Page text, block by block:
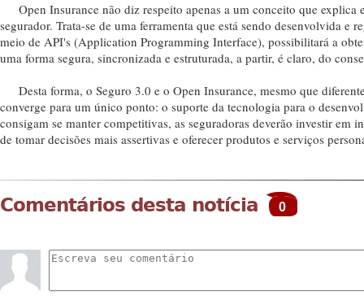
Open Insurance não diz respeito apenas a um conceito que explica
segurador. Trata-se de uma ferramenta que está sendo desenvolvida
meio de API's (Application Programming Interface), possibilitará a
uma forma segura, sincronizada e estruturada, a partir, é claro, do
Desta forma, o Seguro 3.0 e o Open Insurance, mesmo que
converge para um único ponto: o suporte da tecnologia para o
consigam se manter competitivas, as seguradoras deverão investir
de tomar decisões mais assertivas e oferecer produtos e serviços
Comentários desta notícia 0